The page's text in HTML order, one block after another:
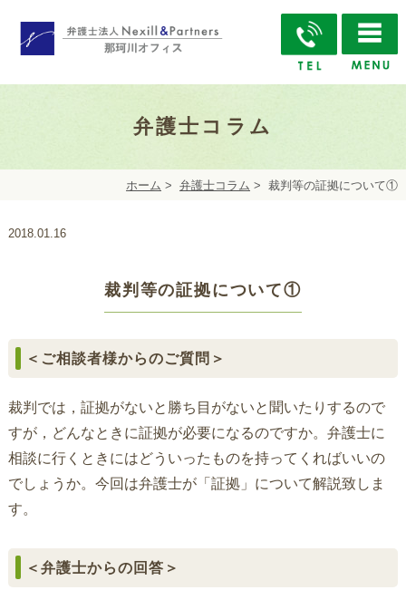
弁護士コラム
ホーム > 弁護士コラム > 裁判等の証拠について①
2018.01.16
裁判等の証拠について①
＜ご相談者様からのご質問＞
裁判では，証拠がないと勝ち目がないと聞いたりするので
すが，どんなときに証拠が必要になるのですか。弁護士に
相談に行くときにはどういったものを持ってくればいいの
でしょうか。今回は弁護士が「証拠」について解説致しま
す。
＜弁護士からの回答＞